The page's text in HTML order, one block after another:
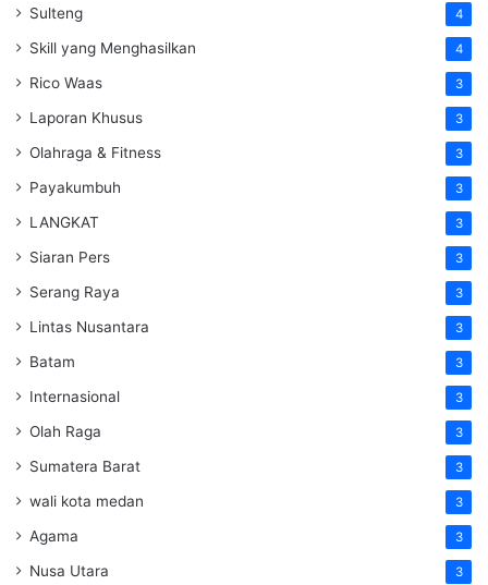
Sulteng 4
Skill yang Menghasilkan 4
Rico Waas 3
Laporan Khusus 3
Olahraga & Fitness 3
Payakumbuh 3
LANGKAT 3
Siaran Pers 3
Serang Raya 3
Lintas Nusantara 3
Batam 3
Internasional 3
Olah Raga 3
Sumatera Barat 3
wali kota medan 3
Agama 3
Nusa Utara 3